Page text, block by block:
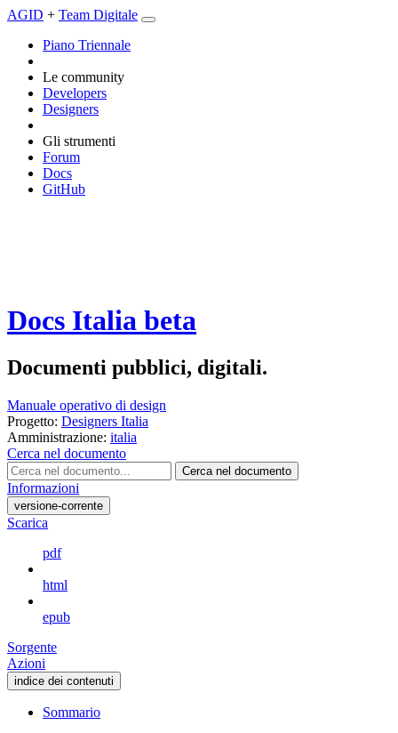
AGID + Team Digitale
Piano Triennale
Le community
Developers
Designers
Gli strumenti
Forum
Docs
GitHub
Docs Italia beta
Documenti pubblici, digitali.
Manuale operativo di design
Progetto: Designers Italia
Amministrazione: italia
Cerca nel documento
Cerca nel documento
Informazioni
versione-corrente
Scarica
pdf
html
epub
Sorgente
Azioni
indice dei contenuti
Sommario